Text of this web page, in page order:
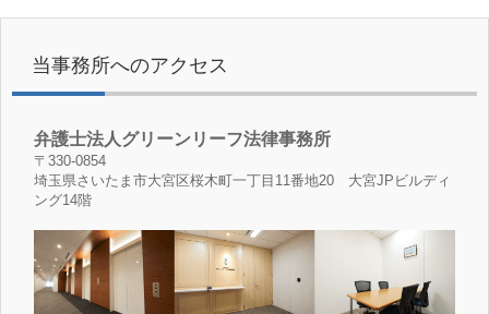
当事務所へのアクセス
弁護士法人グリーンリーフ法律事務所
〒330-0854
埼玉県さいたま市大宮区桜木町一丁目11番地20 大宮JPビルディ
ング14階